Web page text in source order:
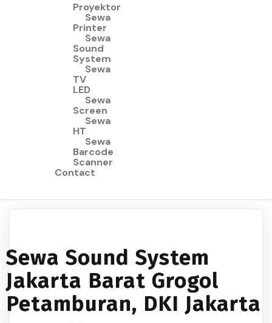
Proyektor
Sewa
Printer
Sewa
Sound
System
Sewa
TV
LED
Sewa
Screen
Sewa
HT
Sewa
Barcode
Scanner
Contact
Sewa Sound System
Jakarta Barat Grogol
Petamburan, DKI Jakarta